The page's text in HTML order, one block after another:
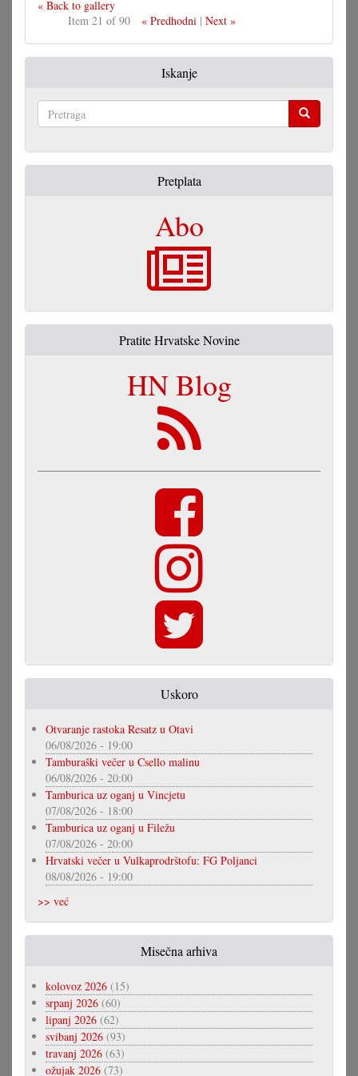
« Back to gallery
Item 21 of 90
« Predhodni| Next »
Iskanje
Pretplata
Abo
Pratite Hrvatske Novine
HN Blog
Uskoro
Otvaranje rastoka Resatz u Otavi
06/08/2026 - 19:00
Tamburaški večer u Csello malinu
06/08/2026 - 20:00
Tamburica uz oganj u Vincjetu
07/08/2026 - 18:00
Tamburica uz oganj u Filežu
07/08/2026 - 20:00
Hrvatski večer u Vulkaprodrštofu: FG Poljanci
08/08/2026 - 19:00
>> već
Misečna arhiva
kolovoz 2026 (15)
srpanj 2026 (60)
lipanj 2026 (62)
svibanj 2026 (93)
travanj 2026 (63)
ožujak 2026 (73)